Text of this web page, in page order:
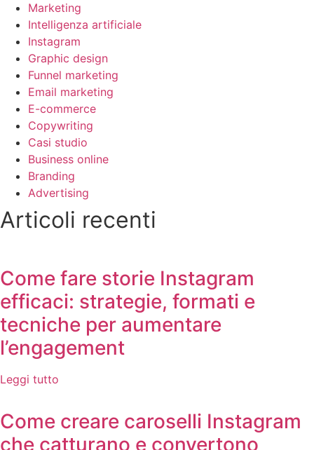
Marketing
Intelligenza artificiale
Instagram
Graphic design
Funnel marketing
Email marketing
E-commerce
Copywriting
Casi studio
Business online
Branding
Advertising
Articoli recenti
Come fare storie Instagram
efficaci: strategie, formati e
tecniche per aumentare
l’engagement
Leggi tutto
Come creare caroselli Instagram
che catturano e convertono